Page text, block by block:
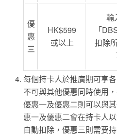
優
惠
三
HK$599
或以上
輸
「
扣除
每個持卡人於推廣期可享
不可與其他優惠同時使用
優惠一及優惠二則可以與
惠一及優惠二會在持卡人
自動扣除，優惠三則需要